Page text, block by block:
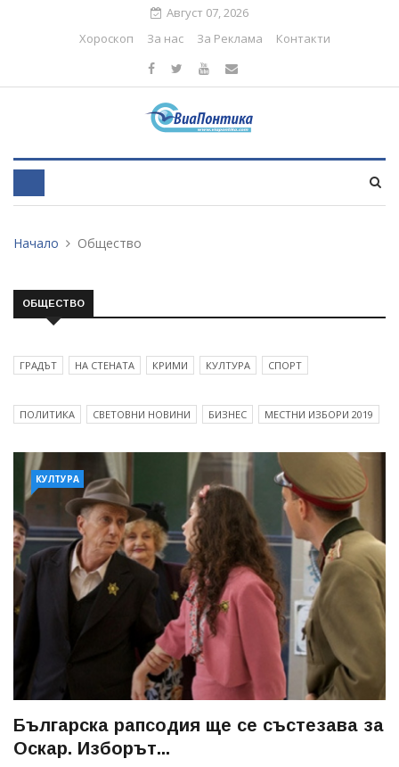
Август 07, 2026
Хороскоп
За нас За Реклама Контакти
Начало Общество
ОБЩЕСТВО
ГРАДЪТ НА СТЕНАТА КРИМИ КУЛТУРА СПОРТ
ПОЛИТИКА СВЕТОВНИ НОВИНИ БИЗНЕС МЕСТНИ ИЗБОРИ 2019
КУЛТУРА
Българска рапсодия ще се състезава за
Оскар. Изборът...